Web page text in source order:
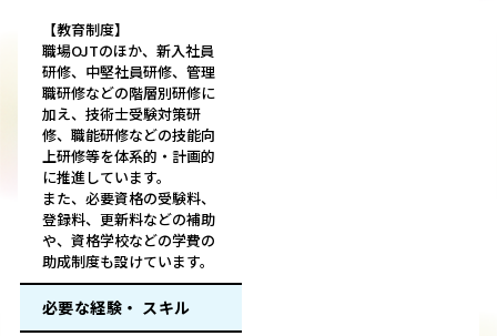
【教育制度】
職場OJTのほか、新入社員
研修、中堅社員研修、管理
職研修などの階層別研修に
加え、技術士受験対策研
修、職能研修などの技能向
上研修等を体系的・計画的
に推進しています。
また、必要資格の受験料、
登録料、更新料などの補助
や、資格学校などの学費の
助成制度も設けています。
必要な経験・ スキル